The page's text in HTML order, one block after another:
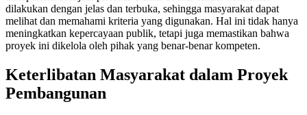
dilakukan dengan jelas dan terbuka, sehingga masyarakat dapat
melihat dan memahami kriteria yang digunakan. Hal ini tidak hanya
meningkatkan kepercayaan publik, tetapi juga memastikan bahwa
proyek ini dikelola oleh pihak yang benar-benar kompeten.
Keterlibatan Masyarakat dalam Proyek
Pembangunan